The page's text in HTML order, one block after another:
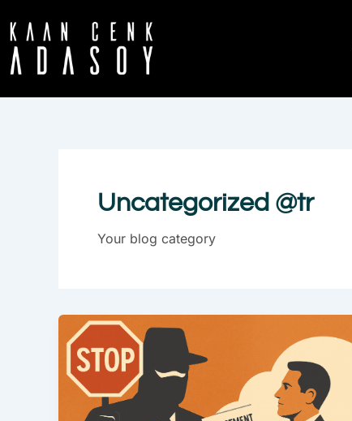
atla
Uncategorized @tr
Your blog category